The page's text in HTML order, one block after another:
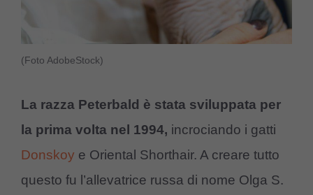
(Foto AdobeStock)
La razza Peterbald è stata sviluppata per
la prima volta nel 1994, incrociando i gatti
Donskoy e Oriental Shorthair. A creare tutto
questo fu l’allevatrice russa di nome Olga S.